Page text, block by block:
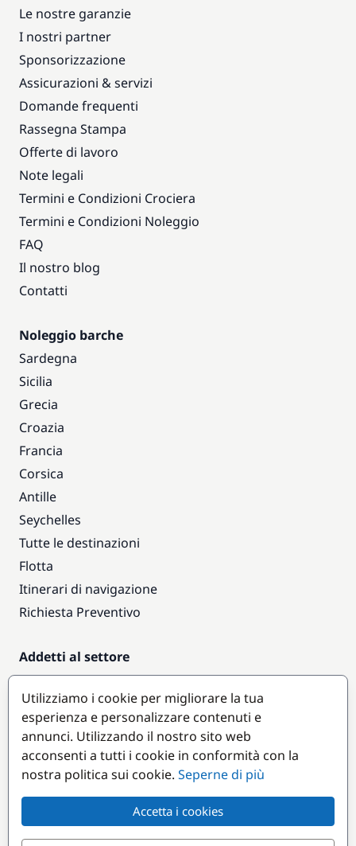
Le nostre garanzie
I nostri partner
Sponsorizzazione
Assicurazioni & servizi
Domande frequenti
Rassegna Stampa
Offerte di lavoro
Note legali
Termini e Condizioni Crociera
Termini e Condizioni Noleggio
FAQ
Il nostro blog
Contatti
Noleggio barche
Sardegna
Sicilia
Grecia
Croazia
Francia
Corsica
Antille
Seychelles
Tutte le destinazioni
Flotta
Itinerari di navigazione
Richiesta Preventivo
Addetti al settore
Accesso armatori
Diventare partner
Destinazioni popolari
Utilizziamo i cookie per migliorare la tua
esperienza e personalizzare contenuti e
annunci. Utilizzando il nostro sito web
acconsenti a tutti i cookie in conformità con la
nostra politica sui cookie. Seperne di più
Accetta i cookies